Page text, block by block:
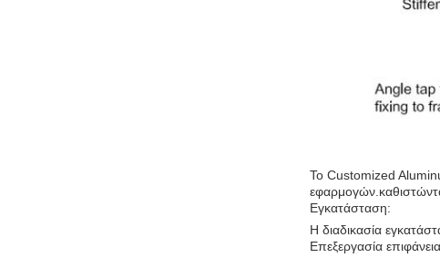
Το Customized
Εγκατάσταση:
Η διαδικασία
Επεξεργασία